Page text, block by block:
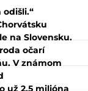
odišli.“
na Slovensku.
očarí
V známom
už 2,5 milióna